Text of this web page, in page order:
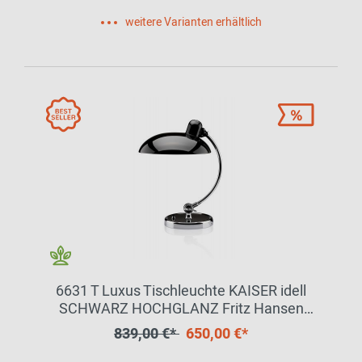
weitere Varianten erhältlich
6631 T Luxus Tischleuchte KAISER idell
SCHWARZ HOCHGLANZ Fritz Hansen
EINZELSTÜCK
839,00 €* 650,00 €*